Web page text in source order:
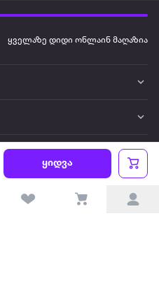
ყიდვა
ყველაზე დიდი ონლაინ მაღაზია